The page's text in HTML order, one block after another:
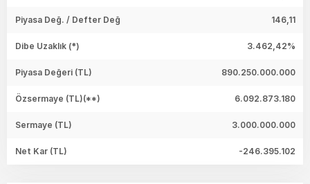
Piyasa Değ. / Defter Değ 146,11
Dibe Uzaklık (*) 3.462,42%
Piyasa Değeri (TL) 890.250.000.000
Özsermaye (TL)(**) 6.092.873.180
Sermaye (TL) 3.000.000.000
Net Kar (TL) -246.395.102